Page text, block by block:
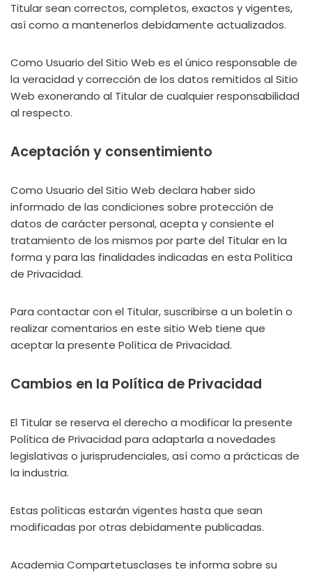
Titular sean correctos, completos, exactos y vigentes,
así como a mantenerlos debidamente actualizados.
Como Usuario del Sitio Web es el único responsable de
la veracidad y corrección de los datos remitidos al Sitio
Web exonerando al Titular de cualquier responsabilidad
al respecto.
Aceptación y consentimiento
Como Usuario del Sitio Web declara haber sido
informado de las condiciones sobre protección de
datos de carácter personal, acepta y consiente el
tratamiento de los mismos por parte del Titular en la
forma y para las finalidades indicadas en esta Política
de Privacidad.
Para contactar con el Titular, suscribirse a un boletín o
realizar comentarios en este sitio Web tiene que
aceptar la presente Política de Privacidad.
Cambios en la Política de Privacidad
El Titular se reserva el derecho a modificar la presente
Política de Privacidad para adaptarla a novedades
legislativas o jurisprudenciales, así como a prácticas de
la industria.
Estas políticas estarán vigentes hasta que sean
modificadas por otras debidamente publicadas.
Academia Compartetusclases te informa sobre su